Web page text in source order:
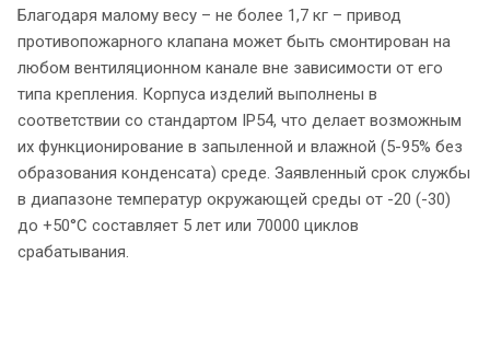
Благодаря малому весу – не более 1,7 кг – привод
противопожарного клапана может быть смонтирован на
любом вентиляционном канале вне зависимости от его
типа крепления. Корпуса изделий выполнены в
соответствии со стандартом IP54, что делает возможным
их функционирование в запыленной и влажной (5-95% без
образования конденсата) среде. Заявленный срок службы
в диапазоне температур окружающей среды от -20 (-30)
до +50°C составляет 5 лет или 70000 циклов
срабатывания.